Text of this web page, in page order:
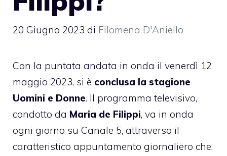
20 Giugno 2023 di Filomena D'Aniello
Con la puntata andata in onda il venerdì 12
maggio 2023, si è conclusa la stagione
Uomini e Donne. Il programma televisivo,
condotto da Maria de Filippi, va in onda
ogni giorno su Canale 5, attraverso il
caratteristico appuntamento giornaliero che,